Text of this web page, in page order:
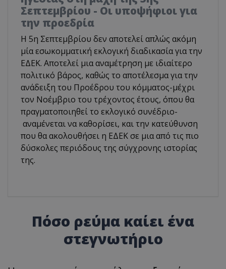
Σεπτεμβρίου - Οι υποψήφιοι για
την προεδρία
Η 5η Σεπτεμβρίου δεν αποτελεί απλώς ακόμη
μία εσωκομματική εκλογική διαδικασία για την
ΕΔΕΚ. Αποτελεί μια αναμέτρηση με ιδιαίτερο
πολιτικό βάρος, καθώς το αποτέλεσμα για την
ανάδειξη του Προέδρου του κόμματος-μέχρι
τον Νοέμβριο του τρέχοντος έτους, όπου θα
πραγματοποιηθεί το εκλογικό συνέδριο-
αναμένεται να καθορίσει, και την κατεύθυνση
που θα ακολουθήσει η ΕΔΕΚ σε μια από τις πιο
δύσκολες περιόδους της σύγχρονης ιστορίας
της.
Πόσο ρεύμα καίει ένα
στεγνωτήριο